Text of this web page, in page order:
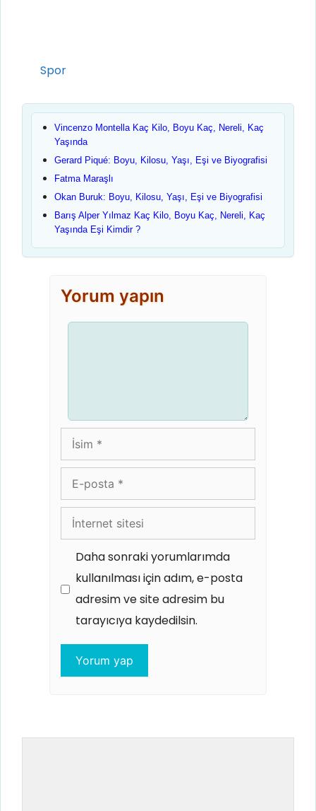
Kategoriler
Spor
Vincenzo Montella Kaç Kilo, Boyu Kaç, Nereli, Kaç
Yaşında
Gerard Piqué: Boyu, Kilosu, Yaşı, Eşi ve Biyografisi
Fatma Maraşlı
Okan Buruk: Boyu, Kilosu, Yaşı, Eşi ve Biyografisi
Barış Alper Yılmaz Kaç Kilo, Boyu Kaç, Nereli, Kaç
Yaşında Eşi Kimdir ?
Yorum yapın
İsim
posta
İnternet
sitesi
Daha sonraki yorumlarımda
kullanılması için adım, e-posta
adresim ve site adresim bu
tarayıcıya kaydedilsin.